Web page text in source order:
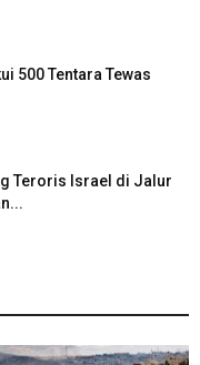
500 Tentara Tewas
Teroris Israel di Jalur